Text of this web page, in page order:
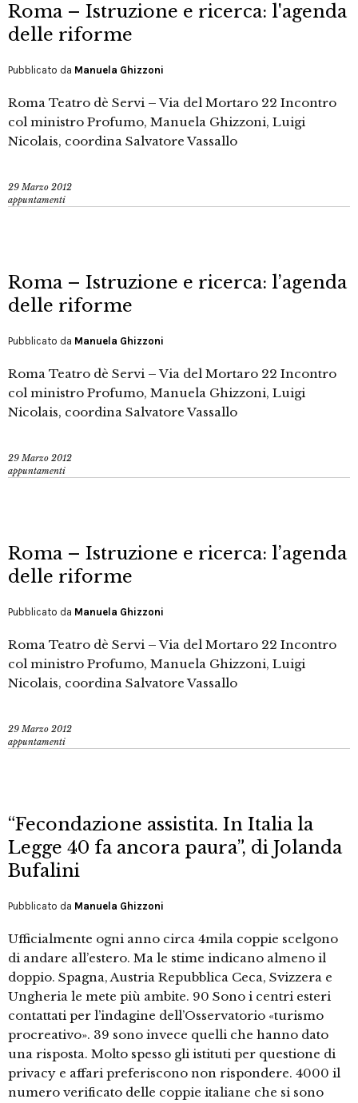
Roma – Istruzione e ricerca: l'agenda
delle riforme
Pubblicato da Manuela Ghizzoni
Roma Teatro dè Servi – Via del Mortaro 22 Incontro
col ministro Profumo, Manuela Ghizzoni, Luigi
Nicolais, coordina Salvatore Vassallo
29 Marzo 2012
appuntamenti
Roma – Istruzione e ricerca: l’agenda
delle riforme
Pubblicato da Manuela Ghizzoni
Roma Teatro dè Servi – Via del Mortaro 22 Incontro
col ministro Profumo, Manuela Ghizzoni, Luigi
Nicolais, coordina Salvatore Vassallo
29 Marzo 2012
appuntamenti
Roma – Istruzione e ricerca: l’agenda
delle riforme
Pubblicato da Manuela Ghizzoni
Roma Teatro dè Servi – Via del Mortaro 22 Incontro
col ministro Profumo, Manuela Ghizzoni, Luigi
Nicolais, coordina Salvatore Vassallo
29 Marzo 2012
appuntamenti
“Fecondazione assistita. In Italia la
Legge 40 fa ancora paura”, di Jolanda
Bufalini
Pubblicato da Manuela Ghizzoni
Ufficialmente ogni anno circa 4mila coppie scelgono
di andare all’estero. Ma le stime indicano almeno il
doppio. Spagna, Austria Repubblica Ceca, Svizzera e
Ungheria le mete più ambite. 90 Sono i centri esteri
contattati per l’indagine dell’Osservatorio «turismo
procreativo». 39 sono invece quelli che hanno dato
una risposta. Molto spesso gli istituti per questione di
privacy e affari preferiscono non rispondere. 4000 il
numero verificato delle coppie italiane che si sono